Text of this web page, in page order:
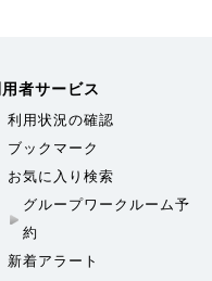
者サービス
利用状況の確認
ブックマーク
お気に入り検索
グループワークルーム予
約
新着アラート